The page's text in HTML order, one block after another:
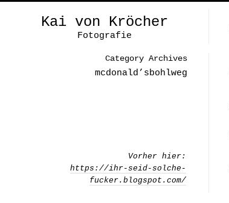
Kai von Kröcher
Fotografie
Category Archives
mcdonald’sbohlweg
Vorher hier:
https://ihr-seid-solche-
fucker.blogspot.com/